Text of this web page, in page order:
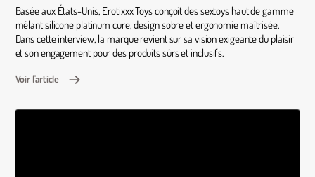
Basée aux États-Unis, Erotixxx Toys conçoit des sextoys haut de gamme
mêlant silicone platinum cure, design sobre et ergonomie maîtrisée.
Dans cette interview, la marque revient sur sa vision exigeante du plaisir
et son engagement pour des produits sûrs et inclusifs.
Voir l'article